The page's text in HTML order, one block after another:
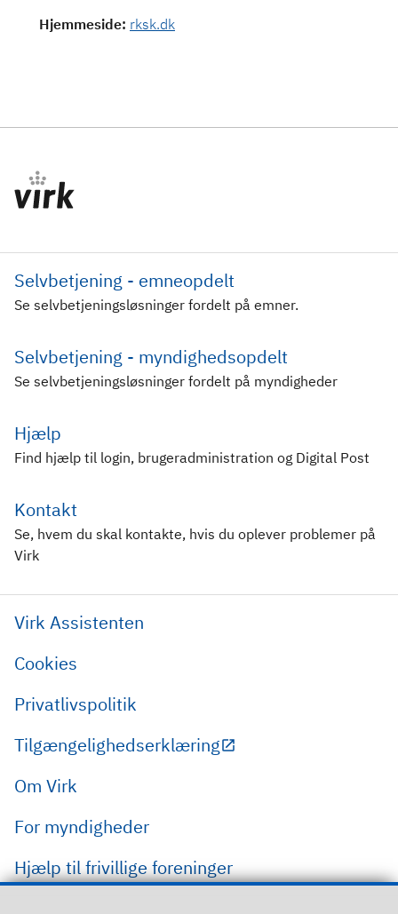
Hjemmeside: rksk.dk
Selvbetjening - emneopdelt
Se selvbetjeningsløsninger fordelt på emner.
Selvbetjening - myndighedsopdelt
Se selvbetjeningsløsninger fordelt på myndigheder
Hjælp
Find hjælp til login, brugeradministration og Digital Post
Kontakt
Se, hvem du skal kontakte, hvis du oplever problemer på
Virk
Virk Assistenten
Cookies
Privatlivspolitik
Tilgængelighedserklæring
Om Virk
For myndigheder
Hjælp til frivillige foreninger